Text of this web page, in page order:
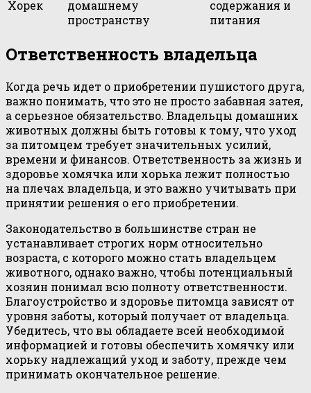
Хорек
домашнему
пространству
содержания и
питания
Ответственность владельца
Когда речь идет о приобретении пушистого друга,
важно понимать, что это не просто забавная затея,
а серьезное обязательство. Владельцы домашних
животных должны быть готовы к тому, что уход
за питомцем требует значительных усилий,
времени и финансов. Ответственность за жизнь и
здоровье хомячка или хорька лежит полностью
на плечах владельца, и это важно учитывать при
принятии решения о его приобретении.
Законодательство в большинстве стран не
устанавливает строгих норм относительно
возраста, с которого можно стать владельцем
животного, однако важно, чтобы потенциальный
хозяин понимал всю полноту ответственности.
Благоустройство и здоровье питомца зависят от
уровня заботы, который получает от владельца.
Убедитесь, что вы обладаете всей необходимой
информацией и готовы обеспечить хомячку или
хорьку надлежащий уход и заботу, прежде чем
принимать окончательное решение.